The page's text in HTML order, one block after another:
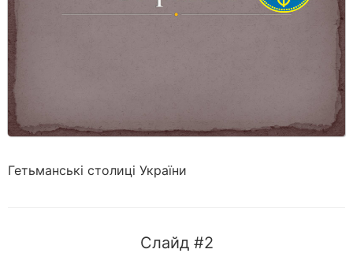
Гетьманські столиці України
Слайд #2